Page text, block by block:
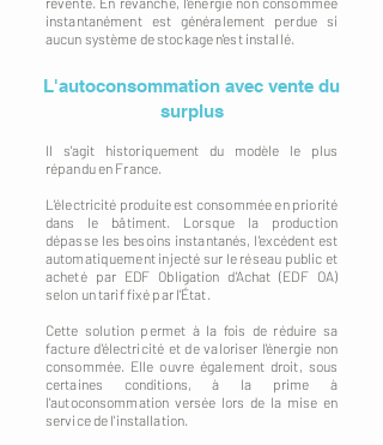
instantanément est généralement perdue si
aucun système de stockage n'est installé.
L'autoconsommation avec vente du
surplus
Il s'agit historiquement du modèle le plus
répandu en France.
L'électricité produite est consommée en priorité
dans le bâtiment. Lorsque la production
dépasse les besoins instantanés, l'excédent est
automatiquement injecté sur le réseau public et
acheté par EDF Obligation d'Achat (EDF OA)
selon un tarif fixé par l'État.
Cette solution permet à la fois de réduire sa
facture d'électricité et de valoriser l'énergie non
consommée. Elle ouvre également droit, sous
certaines conditions, à la prime à
l'autoconsommation versée lors de la mise en
service de l'installation.